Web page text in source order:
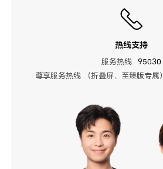
热线支持
服务热线
95030
尊享服务热线 （折叠屏、至臻版专属）